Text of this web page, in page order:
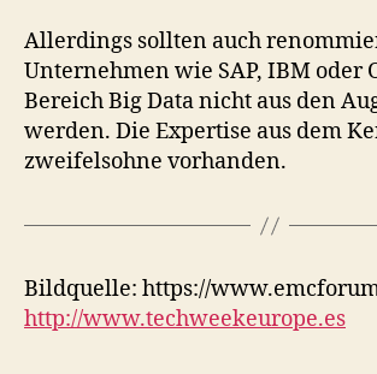
Allerdings sollten auch
Unternehmen wie SAP, IBM oder
Bereich Big Data nicht aus den
werden. Die Expertise aus dem
zweifelsohne vorhanden.
Bildquelle: https://
http://www.techweekeurope.es